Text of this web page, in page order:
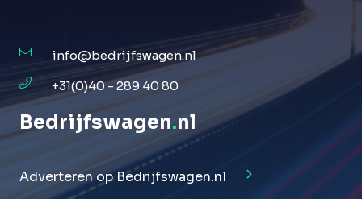
info@bedrijfswagen.nl
+31(0)40 - 289 40 80
Bedrijfswagen.nl
Adverteren op Bedrijfswagen.nl